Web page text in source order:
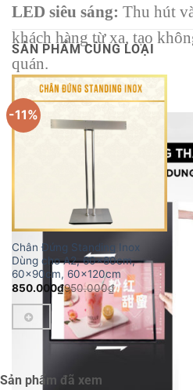
LED siêu sáng: Thu hút
khách hàng từ xa, tạo
quán.
SẢN PHẨM CÙNG LOẠI
-11%
Chân Đứng Standing Inox
Dùng cho A2, 60x80cm,
60x90cm, 60x120cm
850.000₫950.000₫
Sản phẩm đã xem